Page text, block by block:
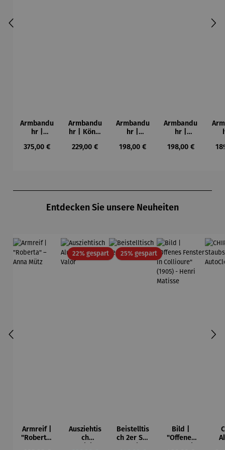
Armbandu
hr |
ph –
Regulärer Preis:
375,00 €
Armbandu
hr | König
-
Regulärer Preis:
229,00 €
Armbandu
hr |
einem
Regulärer Preis:
198,00 €
Armbandu
hr |
Mondrian
Regulärer Preis:
198,00 €
Entdecken Sie unsere Neuheiten
Armreif |
"Roberta"
22% gespartRabatt
Ausziehtis
ch
25% gespartRabatt
Beistelltis
ch 2er Set
Bild |
"Offenes